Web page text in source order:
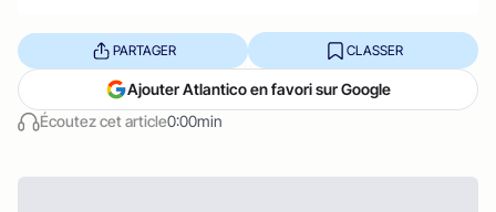
Écoutez cet article0:00min
PARTAGER CLASSER
Ajouter Atlantico en favori sur Google